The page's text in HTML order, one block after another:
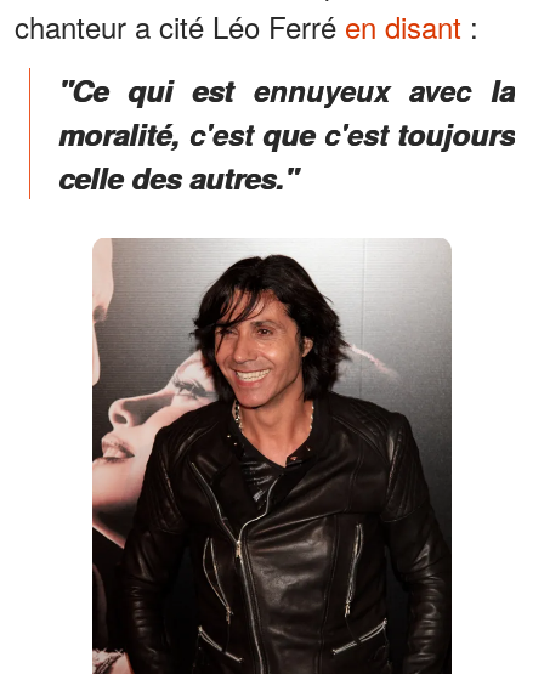
chanteur a cité Léo Ferré en disant :
"Ce qui est ennuyeux avec la
moralité, c'est que c'est toujours
celle des autres."